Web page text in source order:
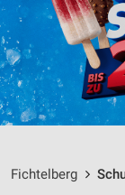
Fichtelberg